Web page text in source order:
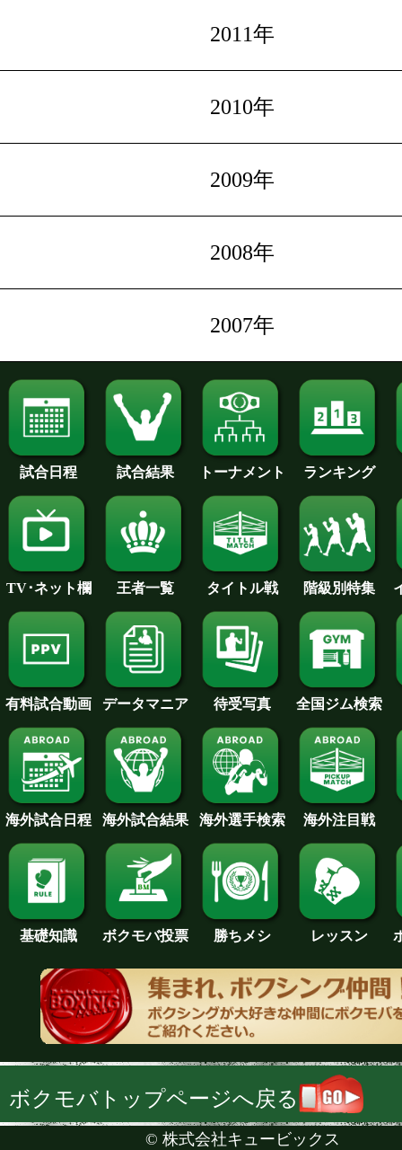
2011年
2010年
2009年
2008年
2007年
試合日程 試合結果 トーナメント ランキング
TV･ネット欄 王者一覧 タイトル戦 階級別特集
有料試合動画 データマニア 待受写真 全国ジム検索
海外試合日程 海外試合結果 海外選手検索 海外注目戦
基礎知識 ボクモバ投票 勝ちメシ レッスン
ボクモバトップページへ戻る
© 株式会社キュービックス